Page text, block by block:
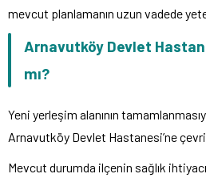
mevcut planlamanın uzun vadede
Arnavutköy Devlet
mı?
Yeni yerleşim alanının
Arnavutköy Devlet Hastanesi’ne
Mevcut durumda ilçenin sağlık